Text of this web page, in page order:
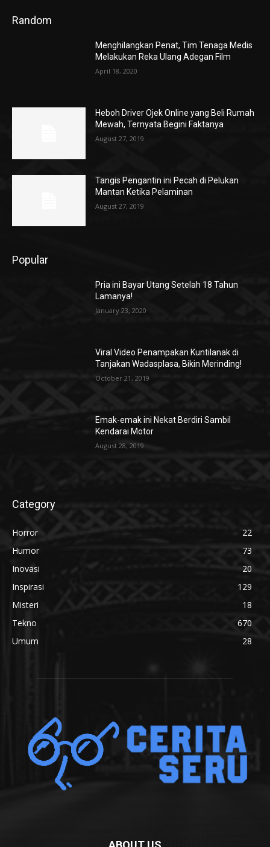
Random
Menghilangkan Penat, Tim Tenaga Medis
Melakukan Reka Ulang Adegan Film
April 18, 2020
Heboh Driver Ojek Online yang Beli Rumah
Mewah, Ternyata Begini Faktanya
August 27, 2019
Tangis Pengantin ini Pecah di Pelukan
Mantan Ketika Pelaminan
August 27, 2019
Popular
Pria ini Bayar Utang Setelah 18 Tahun
Lamanya!
January 23, 2020
Viral Video Penampakan Kuntilanak di
Tanjakan Wadasplasa, Bikin Merinding!
October 21, 2019
Emak-emak ini Nekat Berdiri Sambil
Kendarai Motor
August 28, 2019
Category
Horror
22
Humor
73
Inovasi
20
Inspirasi
129
Misteri
18
Tekno
670
Umum
28